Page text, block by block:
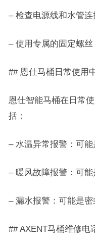
– 检查电源线和水管连
– 使用专属的固定螺丝
## 恩仕马桶日常使用
恩仕智能马桶在日常
括：
– 水温异常报警：可能
– 暖风故障报警：可能
– 漏水报警：可能是密
## AXENT马桶维修电